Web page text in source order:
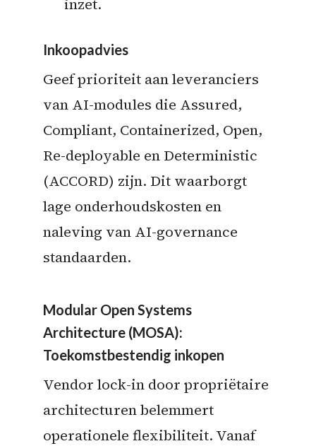
inzet.
Inkoopadvies
Geef prioriteit aan leveranciers
van AI-modules die Assured,
Compliant, Containerized, Open,
Re-deployable en Deterministic
(ACCORD) zijn. Dit waarborgt
lage onderhoudskosten en
naleving van AI-governance
standaarden.
Modular Open Systems
Architecture (MOSA):
Toekomstbestendig inkopen
Vendor lock-in door propriëtaire
architecturen belemmert
operationele flexibiliteit. Vanaf